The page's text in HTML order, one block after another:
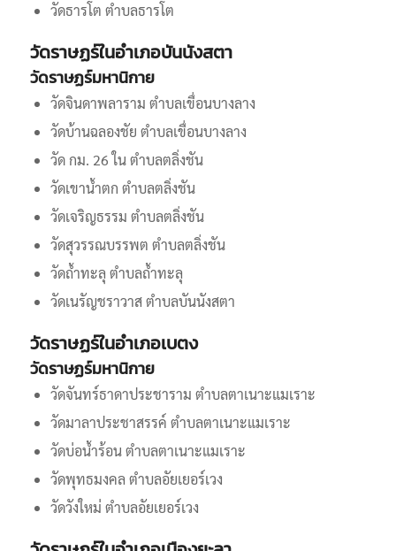
วัดธารโต ตำบลธารโต
วัดราษฏร์ในอำเภอบันนังสตา
วัดราษฏร์มหานิกาย
วัดจินดาพลาราม ตำบลเขื่อนบางลาง
วัดบ้านฉลองชัย ตำบลเขื่อนบางลาง
วัด กม. 26 ใน ตำบลตลิ่งชัน
วัดเขาน้ำตก ตำบลตลิ่งชัน
วัดเจริญธรรม ตำบลตลิ่งชัน
วัดสุวรรณบรรพต ตำบลตลิ่งชัน
วัดถ้ำทะลุ ตำบลถ้ำทะลุ
วัดเนรัญชราวาส ตำบลบันนังสตา
วัดราษฏร์ในอำเภอเบตง
วัดราษฏร์มหานิกาย
วัดจันทร์ธาดาประชาราม ตำบลตาเนาะแมเราะ
วัดมาลาประชาสรรค์ ตำบลตาเนาะแมเราะ
วัดบ่อน้ำร้อน ตำบลตาเนาะแมเราะ
วัดพุทธมงคล ตำบลอัยเยอร์เวง
วัดวังใหม่ ตำบลอัยเยอร์เวง